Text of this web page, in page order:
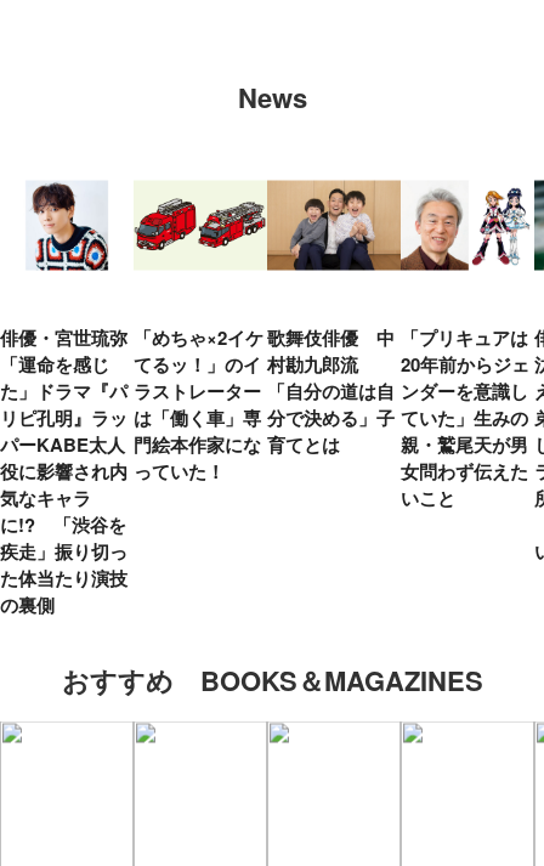
News
俳優・宮世琉弥
「運命を感じ
た」ドラマ『パ
リピ孔明』ラッ
パーKABE太人
役に影響され内
気なキャラ
に!? 「渋谷を
疾走」振り切っ
た体当たり演技
の裏側
「めちゃ×2イケ
てるッ！」のイ
ラストレーター
は「働く車」専
門絵本作家にな
っていた！
歌舞伎俳優 中
村勘九郎流
「自分の道は自
分で決める」子
育てとは
「プリキュアは
20年前からジェ
ンダーを意識し
ていた」生みの
親・鷲尾天が男
女問わず伝えた
いこと
おすすめ BOOKS＆MAGAZINES